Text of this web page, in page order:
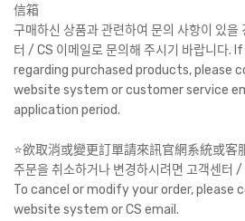
信箱
구매하신 상품과 관련하여 문의 사항이 있을
터 / CS 이메일로 문의해 주시기 바랍니다
regarding purchased products, please
website system or customer service
application period.
⭐️欲取消或變更訂單請來訊官網系統或客
주문을 취소하거나 변경하시려면 고객센터
To cancel or modify your order, please
website system or CS email.